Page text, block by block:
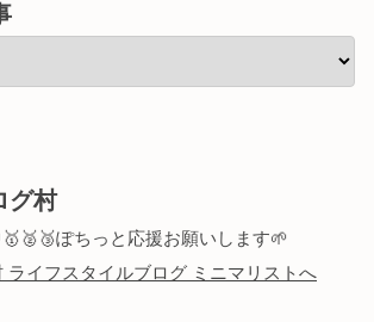
グ村
ぽちっと応援お願いします🌱